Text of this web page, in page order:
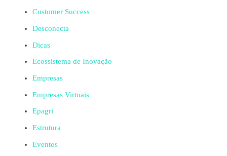
Customer Success
Desconecta
Dicas
Ecossistema de Inovação
Empresas
Empresas Virtuais
Epagri
Estrutura
Eventos